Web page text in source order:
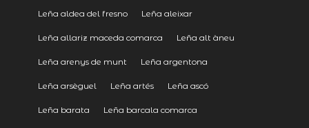
Leña aldea del fresno Leña aleixar
Leña allariz maceda comarca Leña alt àneu
Leña arenys de munt Leña argentona
Leña arsèguel Leña artés Leña ascó
Leña barata Leña barcala comarca